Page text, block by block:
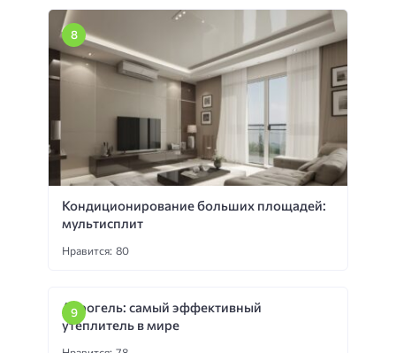
Кондиционирование больших площадей:
мультисплит
Нравится: 80
Аэрогель: самый эффективный
утеплитель в мире